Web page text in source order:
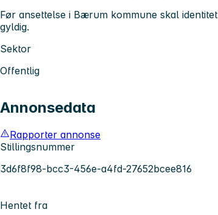
Før ansettelse i Bærum kommune skal
gyldig.
Sektor
Offentlig
Annonsedata
Rapporter annonse
Stillingsnummer
3d6f8f98-bcc3-456e-a4fd-27652bcee816
Hentet fra